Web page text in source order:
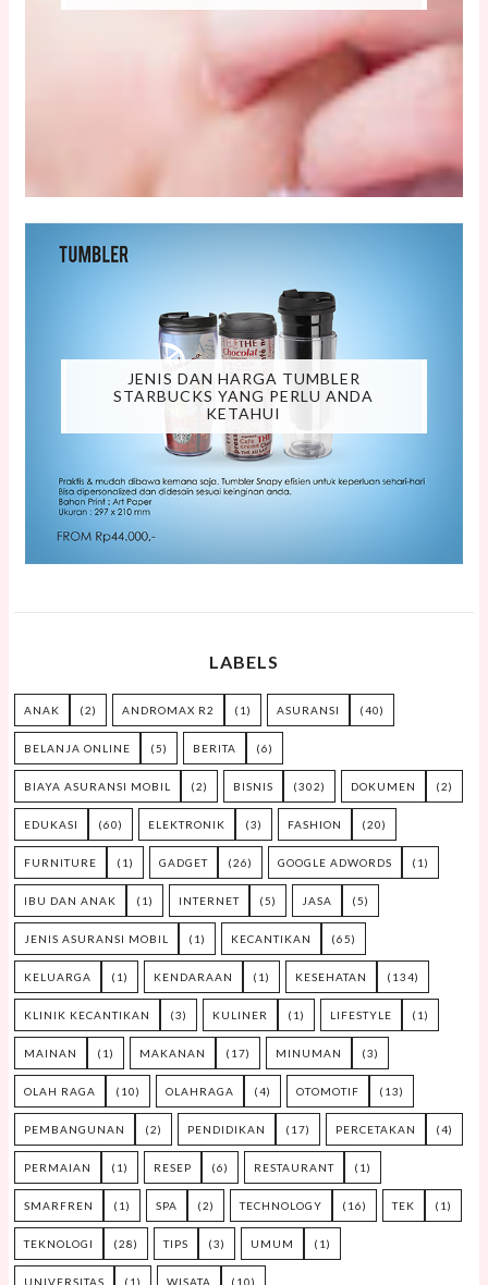
JENIS DAN HARGA TUMBLER
STARBUCKS YANG PERLU ANDA
KETAHUI
LABELS
ANAK (2) ANDROMAX R2 (1) ASURANSI (40)
BELANJA ONLINE (5) BERITA (6)
BIAYA ASURANSI MOBIL (2) BISNIS (302) DOKUMEN (2)
EDUKASI (60) ELEKTRONIK (3) FASHION (20)
FURNITURE (1) GADGET (26) GOOGLE ADWORDS (1)
IBU DAN ANAK (1) INTERNET (5) JASA (5)
JENIS ASURANSI MOBIL (1) KECANTIKAN (65)
KELUARGA (1) KENDARAAN (1) KESEHATAN (134)
KLINIK KECANTIKAN (3) KULINER (1) LIFESTYLE (1)
MAINAN (1) MAKANAN (17) MINUMAN (3)
OLAH RAGA (10) OLAHRAGA (4) OTOMOTIF (13)
PEMBANGUNAN (2) PENDIDIKAN (17) PERCETAKAN (4)
PERMAIAN (1) RESEP (6) RESTAURANT (1)
SMARFREN (1) SPA (2) TECHNOLOGY (16) TEK (1)
TEKNOLOGI (28) TIPS (3) UMUM (1)
UNIVERSITAS (1) WISATA (10)